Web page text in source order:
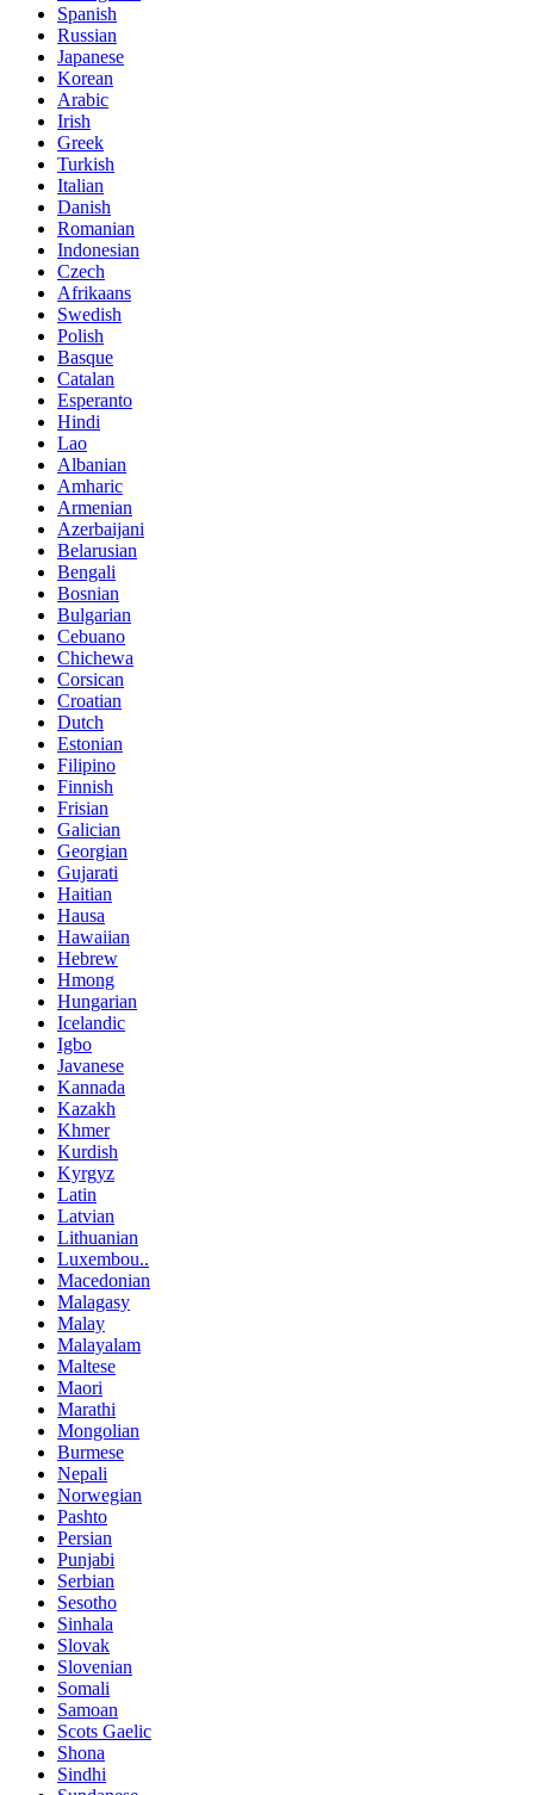
Spanish
Russian
Japanese
Korean
Arabic
Irish
Greek
Turkish
Italian
Danish
Romanian
Indonesian
Czech
Afrikaans
Swedish
Polish
Basque
Catalan
Esperanto
Hindi
Lao
Albanian
Amharic
Armenian
Azerbaijani
Belarusian
Bengali
Bosnian
Bulgarian
Cebuano
Chichewa
Corsican
Croatian
Dutch
Estonian
Filipino
Finnish
Frisian
Galician
Georgian
Gujarati
Haitian
Hausa
Hawaiian
Hebrew
Hmong
Hungarian
Icelandic
Igbo
Javanese
Kannada
Kazakh
Khmer
Kurdish
Kyrgyz
Latin
Latvian
Lithuanian
Luxembou..
Macedonian
Malagasy
Malay
Malayalam
Maltese
Maori
Marathi
Mongolian
Burmese
Nepali
Norwegian
Pashto
Persian
Punjabi
Serbian
Sesotho
Sinhala
Slovak
Slovenian
Somali
Samoan
Scots Gaelic
Shona
Sindhi